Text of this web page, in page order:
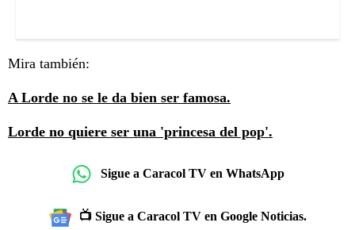
Mira también:
A Lorde no se le da bien ser famosa.
Lorde no quiere ser una 'princesa del pop'.
Sigue a Caracol TV en WhatsApp
📺 Sigue a Caracol TV en Google Noticias.